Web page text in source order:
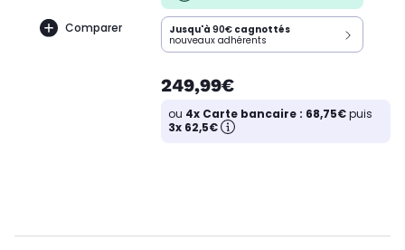
Comparer Jusqu'à 90€ cagnottés
nouveaux adhérents
249,99€
ou 4x Carte bancaire : 68,75€puis
3x 62,5€